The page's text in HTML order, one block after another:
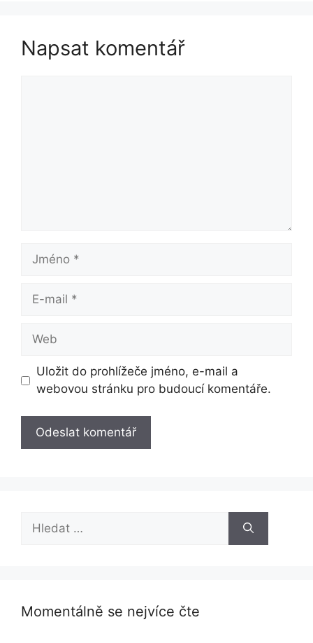
Napsat komentář
Jméno
Web
Uložit do prohlížeče jméno, e-mail a
webovou stránku pro budoucí komentáře.
Momentálně se nejvíce čte